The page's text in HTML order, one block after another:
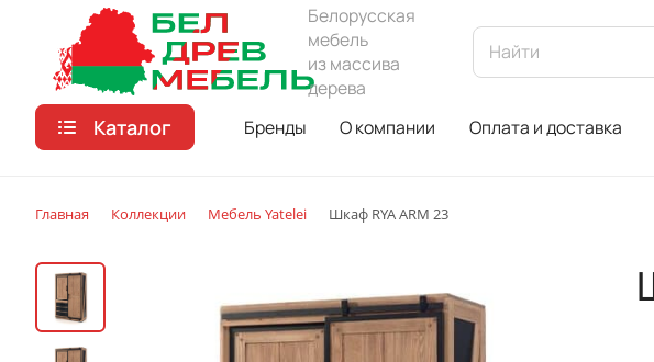
Белорусская
мебель
из массива
дерева
Каталог Бренды О компании Оплата и доставка
Главная Коллекции Мебель Yatelei Шкаф RYA ARM 23